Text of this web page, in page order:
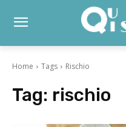
Home Tags Rischio
Tag: rischio